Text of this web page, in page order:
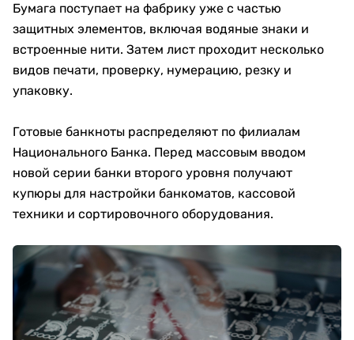
Бумага поступает на фабрику уже с частью
защитных элементов, включая водяные знаки и
встроенные нити. Затем лист проходит несколько
видов печати, проверку, нумерацию, резку и
упаковку.
Готовые банкноты распределяют по филиалам
Национального Банка. Перед массовым вводом
новой серии банки второго уровня получают
купюры для настройки банкоматов, кассовой
техники и сортировочного оборудования.